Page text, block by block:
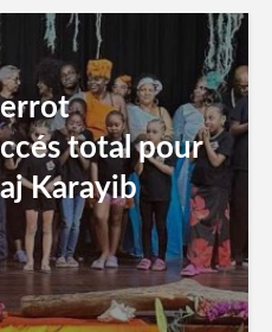
total pour
Karayib